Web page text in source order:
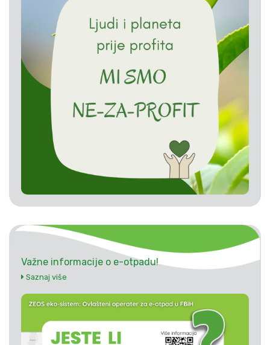
Važne informacije o e-otpadu!
Saznaj više